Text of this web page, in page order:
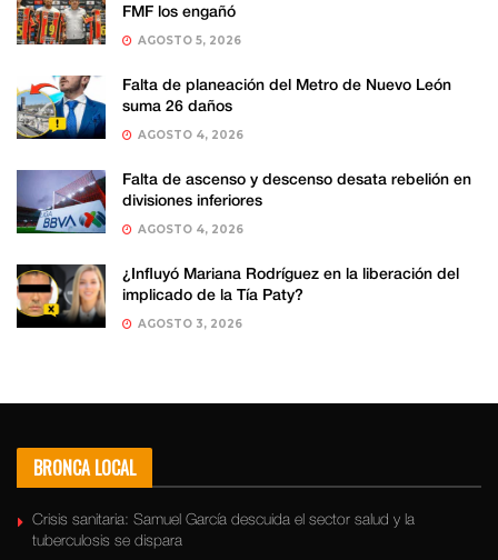
FMF los engañó
AGOSTO 5, 2026
Falta de planeación del Metro de Nuevo León
suma 26 daños
AGOSTO 4, 2026
Falta de ascenso y descenso desata rebelión en
divisiones inferiores
AGOSTO 4, 2026
¿Influyó Mariana Rodríguez en la liberación del
implicado de la Tía Paty?
AGOSTO 3, 2026
BRONCA LOCAL
Crisis sanitaria: Samuel García descuida el sector salud y la
tuberculosis se dispara